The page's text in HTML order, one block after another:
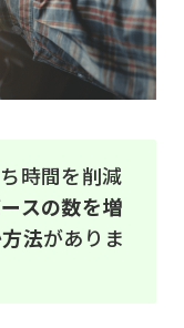
時間を削減
スの数を増
法がありま